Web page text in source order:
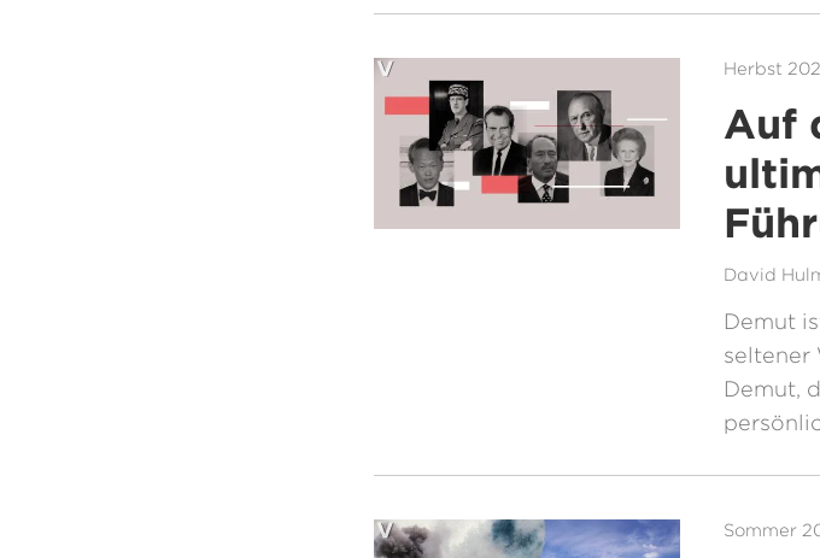
Herbst
Auf
David
Demut
seltener
Demut,
Sommer